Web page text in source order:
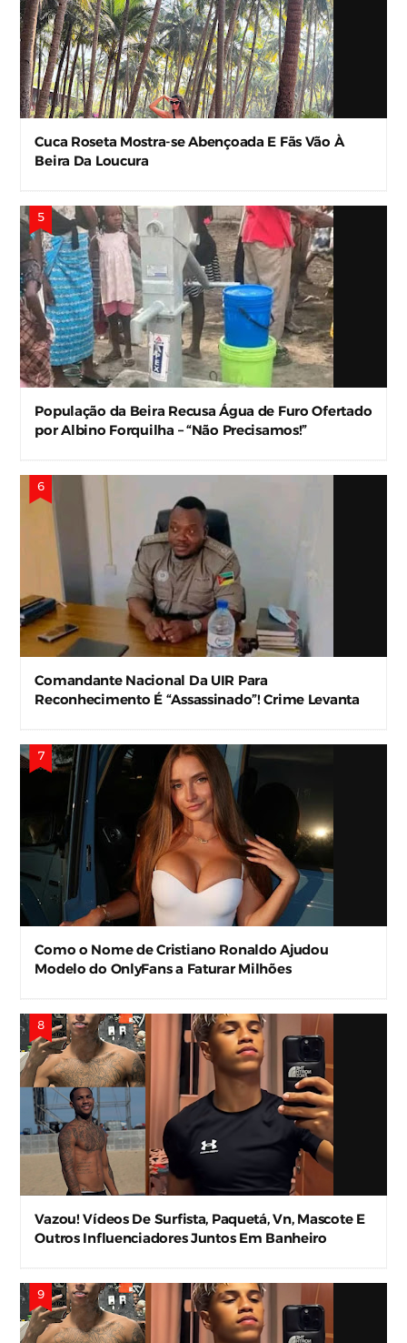
Cuca Roseta Mostra-se Abençoada E Fãs Vão À
Beira Da Loucura
População da Beira Recusa Água de Furo Ofertado
por Albino Forquilha – “Não Precisamos!”
Comandante Nacional Da UIR Para
Reconhecimento É “Assassinado”! Crime Levanta
Como o Nome de Cristiano Ronaldo Ajudou
Modelo do OnlyFans a Faturar Milhões
Vazou! Vídeos De Surfista, Paquetá, Vn, Mascote E
Outros Influenciadores Juntos Em Banheiro